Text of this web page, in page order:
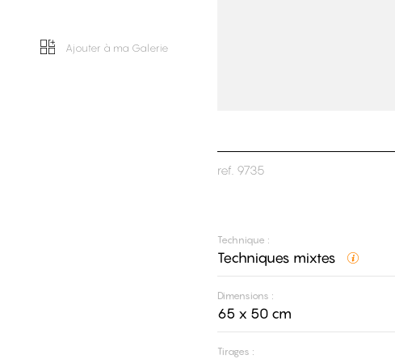
Ajouter à ma Galerie
ref. 9735
Technique :
Techniques mixtes
Dimensions :
65 x 50 cm
Tirages :